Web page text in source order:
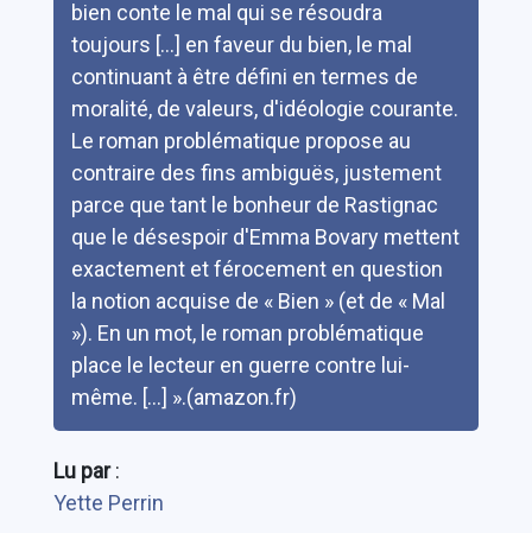
bien conte le mal qui se résoudra
toujours [...] en faveur du bien, le mal
continuant à être défini en termes de
moralité, de valeurs, d'idéologie courante.
Le roman problématique propose au
contraire des fins ambiguës, justement
parce que tant le bonheur de Rastignac
que le désespoir d'Emma Bovary mettent
exactement et férocement en question
la notion acquise de « Bien » (et de « Mal
»). En un mot, le roman problématique
place le lecteur en guerre contre lui-
même. [...] ».(amazon.fr)
Lu par:
Yette Perrin